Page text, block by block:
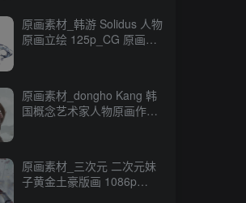
原画素材_韩游 Solidus 人物
原画立绘 125p_CG 原画资
原画素材_dongho Kang 韩
国概念艺术家人物原画作品
原画素材_三次元 二次元妹
子黄金土豪版画 1086p